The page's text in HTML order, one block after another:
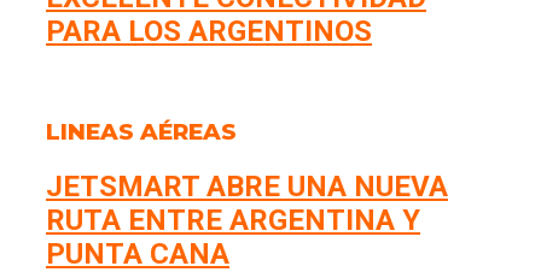
PARA LOS ARGENTINOS
LINEAS AÉREAS
JETSMART ABRE UNA NUEVA
RUTA ENTRE ARGENTINA Y
PUNTA CANA